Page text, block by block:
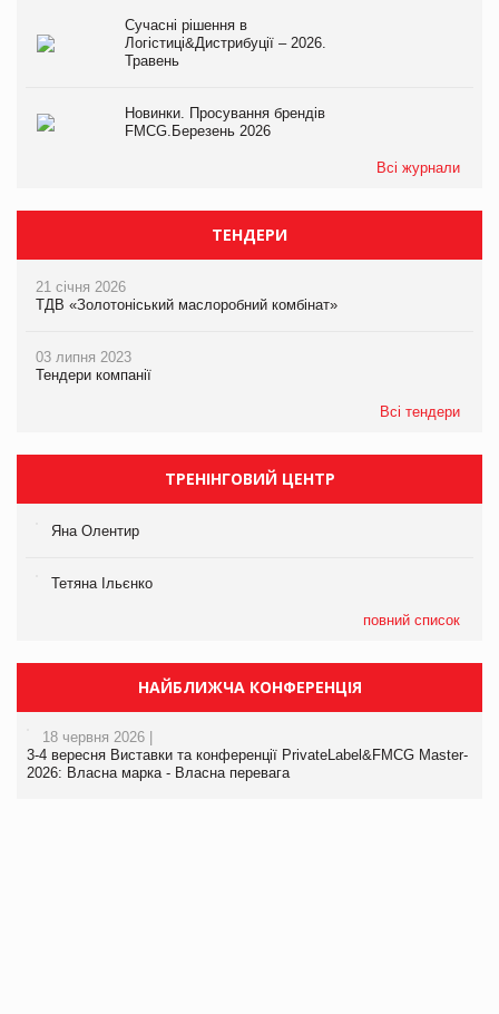
Сучасні рішення в
Логістиці&Дистрибуції – 2026.
Травень
Новинки. Просування брендів
FMCG.Березень 2026
Всі журнали
ТЕНДЕРИ
21 січня 2026
ТДВ «Золотоніський маслоробний комбінат»
03 липня 2023
Тендери компанії
Всі тендери
ТРЕНІНГОВИЙ ЦЕНТР
Яна Олентир
Тетяна Ільєнко
повний список
НАЙБЛИЖЧА КОНФЕРЕНЦІЯ
18 червня 2026 |
3-4 вересня Виставки та конференції PrivateLabel&FMCG Master-
2026: Власна марка - Власна перевага